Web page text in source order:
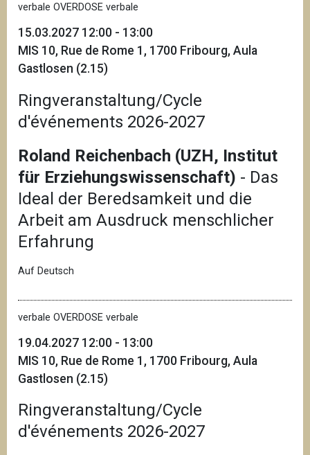
verbale OVERDOSE verbale
15.03.2027 12:00 - 13:00
MIS 10, Rue de Rome 1, 1700 Fribourg, Aula
Gastlosen (2.15)
Ringveranstaltung/Cycle
d'événements 2026-2027
Roland Reichenbach (UZH, Institut
für Erziehungswissenschaft) - Das
Ideal der Beredsamkeit und die
Arbeit am Ausdruck menschlicher
Erfahrung
Auf Deutsch
verbale OVERDOSE verbale
19.04.2027 12:00 - 13:00
MIS 10, Rue de Rome 1, 1700 Fribourg, Aula
Gastlosen (2.15)
Ringveranstaltung/Cycle
d'événements 2026-2027